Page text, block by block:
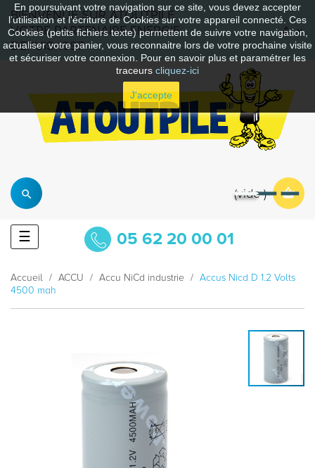
En poursuivant votre navigation sur ce site, vous devez accepter
l’utilisation et l'écriture de Cookies sur votre appareil connecté. Ces
Cookies (petits fichiers texte) permettent de suivre votre navigation,
actualiser votre panier, vous reconnaitre lors de votre prochaine visite
et sécuriser votre connexion. Pour en savoir plus et paramétrer les
traceurs cliquez-ici
J'accepte
BIENVENUE SUR ATOUTPILE
VOTRE PARTENAIRE ENERGIE
DEPUIS 1997
vide
Basculer
la
☰ 05 62 20 00 01
Accueil ACCU Accu NiCd industrie
Accus Nicd D 1.2 Volts
4500 mah